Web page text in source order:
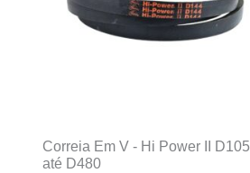
Correia Em V - Hi Power II D105
até D480